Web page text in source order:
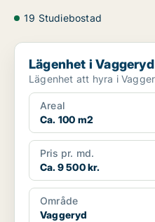
19 Studiebostad
Lägenhet i Vaggeryd
Lägenhet i Vaggeryd
Areal
Ca. 100 m2
Pris pr. md.
Ca. 9 500 kr.
Område
Vaggeryd